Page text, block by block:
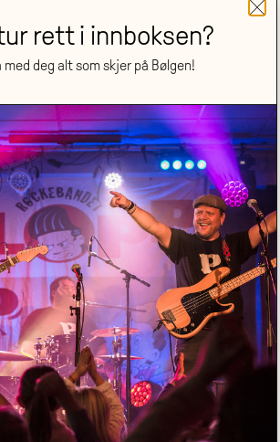
•Nyhetsbrev • Nyheter fra oss
og telefon:
.
første film starter
og møtelokalerher.
KF
rett i innboksen?
med deg alt som skjer på Bølgen!